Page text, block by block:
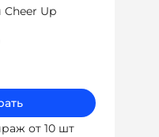
Up
от 10 шт